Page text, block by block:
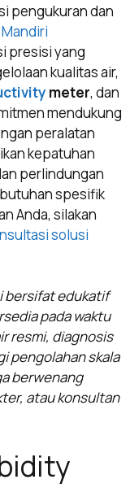
pengukuran dan
presisi yang
kualitas air,
meter, dan
mendukung
peralatan
kepatuhan
perlindungan
spesifik
Anda, silakan
solusi
bersifat edukatif
pada waktu
resmi, diagnosis
pengolahan skala
berwenang
atau konsultan